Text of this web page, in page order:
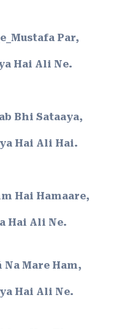
Par,
Hai Ali Ne.
Bhi Sataaya,
Hai Ali Hai.
Hai Hamaare,
Hai Ali Ne.
Na Mare Ham,
Hai Ali Ne.